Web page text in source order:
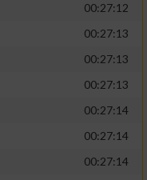
00:27:12
00:27:13
00:27:13
00:27:13
00:27:14
00:27:14
00:27:14